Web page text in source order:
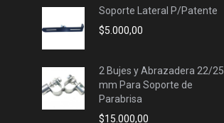
Soporte Lateral P/Patente
$5.000,00
2 Bujes y Abrazadera 22/25
mm Para Soporte de
Parabrisa
$15.000,00